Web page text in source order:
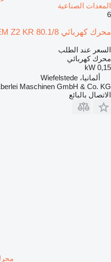
المعدات الصناعية
6
محرك كهربائي VEM Z2 KR 80.1/8 لـ المعدات الصناعية
السعر عند الطلب
محرك كهربائي
0,15 kW
ألمانيا، Wiefelstede
Maschinen GmbH & Co. KG
الاتصال بالبائع